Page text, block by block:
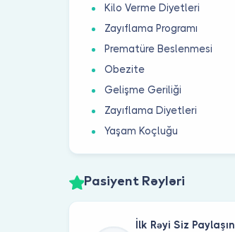
Kilo Verme Diyetleri
Zayıflama Programı
Prematüre Beslenmesi
Obezite
Gelişme Geriliği
Zayıflama Diyetleri
Yaşam Koçluğu
Pasiyent Rəyləri
İlk Rəyi Siz Paylaşın